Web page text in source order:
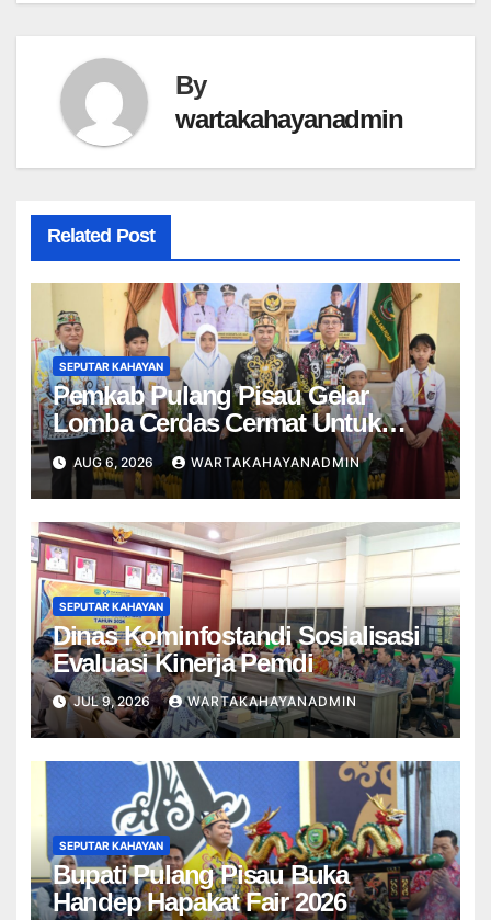
By
wartakahayanadmin
Related Post
SEPUTAR KAHAYAN
Pemkab Pulang Pisau Gelar
Lomba Cerdas Cermat Untuk
Pelajar
AUG 6, 2026 WARTAKAHAYANADMIN
SEPUTAR KAHAYAN
Dinas Kominfostandi Sosialisasi
Evaluasi Kinerja Pemdi
JUL 9, 2026 WARTAKAHAYANADMIN
SEPUTAR KAHAYAN
Bupati Pulang Pisau Buka
Handep Hapakat Fair 2026